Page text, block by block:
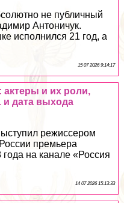
не публичный
Антоничук.
исполнился 21 год, а
15 07 2026 9:14:17
актеры и их роли,
дата выхода
режиссером
премьера
на канале «Россия
14 07 2026 15:13:33